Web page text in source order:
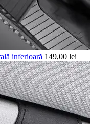
inferioară 149,00 lei